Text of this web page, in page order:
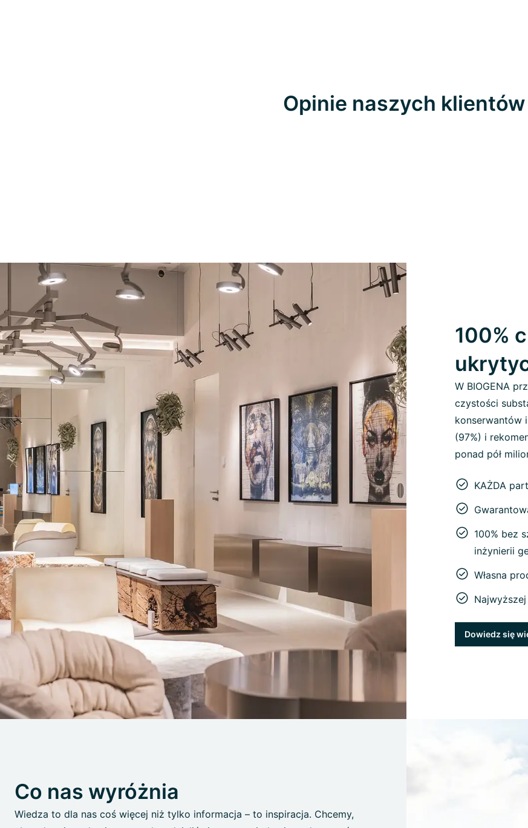
Opinie naszych klientów
100%
W BIOGENA
czystości
konserwantów
(97%) i
ponad pół
KAŻDA
100% bez
inżynierii
Własna
Dowiedz się
Co nas wyróżnia
Wiedza to dla nas coś więcej niż tylko informacja – to inspiracja. Chcemy,